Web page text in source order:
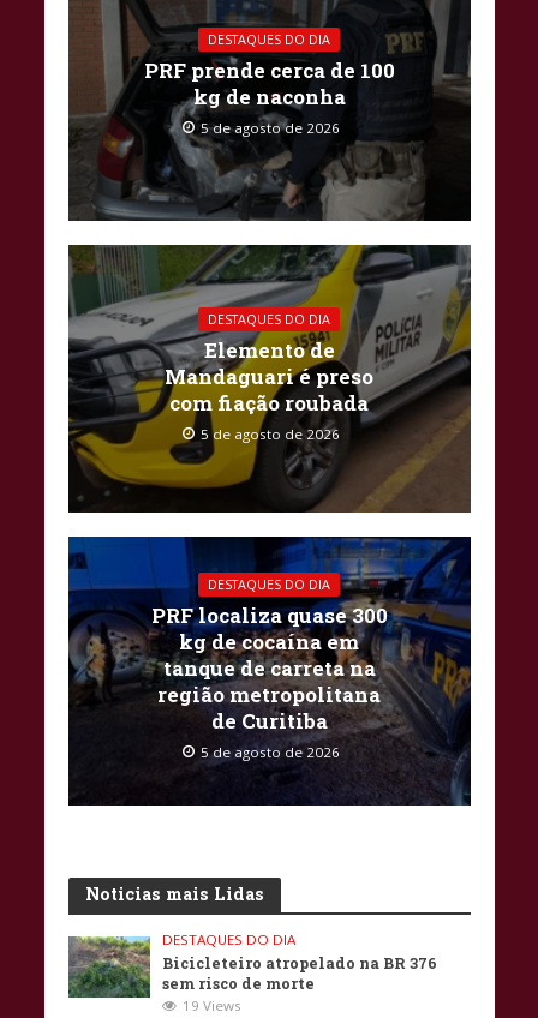
DESTAQUES DO DIA
PRF prende cerca de 100
kg de naconha
5 de agosto de 2026
DESTAQUES DO DIA
Elemento de
Mandaguari é preso
com fiação roubada
5 de agosto de 2026
DESTAQUES DO DIA
PRF localiza quase 300
kg de cocaína em
tanque de carreta na
região metropolitana
de Curitiba
5 de agosto de 2026
Noticias mais Lidas
DESTAQUES DO DIA
Bicicleteiro atropelado na BR 376
sem risco de morte
19 Views